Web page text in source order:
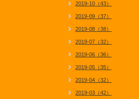
2019-10（43）
2019-09（37）
2019-08（38）
2019-07（32）
2019-06（36）
2019-05（35）
2019-04（32）
2019-03（42）